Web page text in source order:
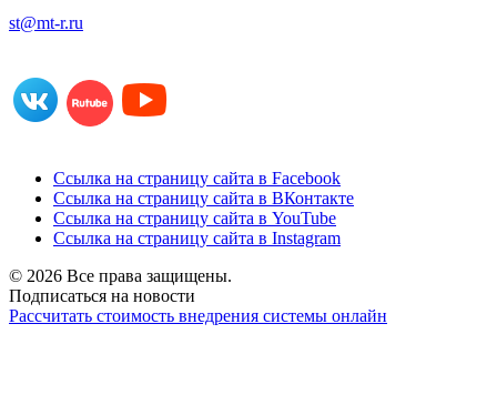
st@mt-r.ru
Ссылка на страницу сайта в Facebook
Ссылка на страницу сайта в ВКонтакте
Ссылка на страницу сайта в YouTube
Ссылка на страницу сайта в Instagram
© 2026 Все права защищены.
Подписаться на новости
Рассчитать стоимость внедрения системы онлайн